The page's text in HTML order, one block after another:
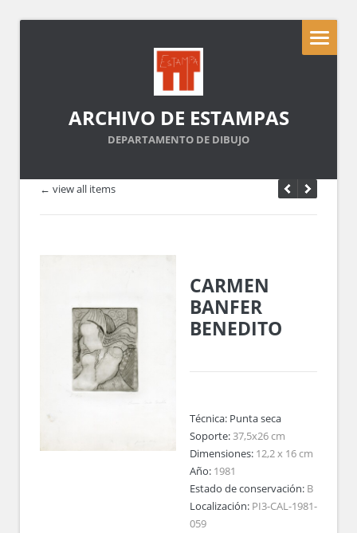
ARCHIVO DE ESTAMPAS
DEPARTAMENTO DE DIBUJO
← view all items
CARMEN
BANFER
BENEDITO
Técnica: Punta seca
Soporte:37,5x26 cm
Dimensiones: 12,2 x 16 cm
Año: 1981
Estado de conservación: B
Localización: PI3-CAL-1981-
059